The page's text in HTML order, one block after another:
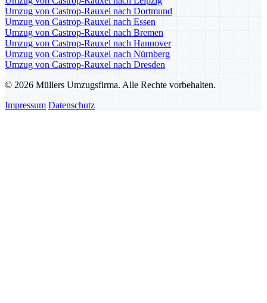
Umzug von Castrop-Rauxel nach Dortmund
Umzug von Castrop-Rauxel nach Essen
Umzug von Castrop-Rauxel nach Bremen
Umzug von Castrop-Rauxel nach Hannover
Umzug von Castrop-Rauxel nach Nürnberg
Umzug von Castrop-Rauxel nach Dresden
© 2026 Müllers Umzugsfirma. Alle Rechte vorbehalten.
Impressum Datenschutz